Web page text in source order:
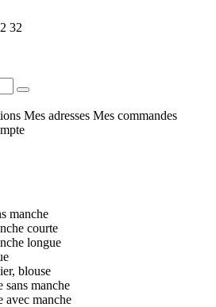
32
Mes adresses Mes commandes
manche
courte
longue
blouse
sans manche
avec manche